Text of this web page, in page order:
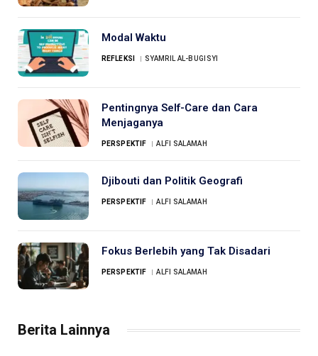
Modal Waktu
REFLEKSI SYAMRIL AL-BUGISYI
Pentingnya Self-Care dan Cara
Menjaganya
PERSPEKTIF ALFI SALAMAH
Djibouti dan Politik Geografi
PERSPEKTIF ALFI SALAMAH
Fokus Berlebih yang Tak Disadari
PERSPEKTIF ALFI SALAMAH
Berita Lainnya